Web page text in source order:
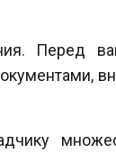
Перед